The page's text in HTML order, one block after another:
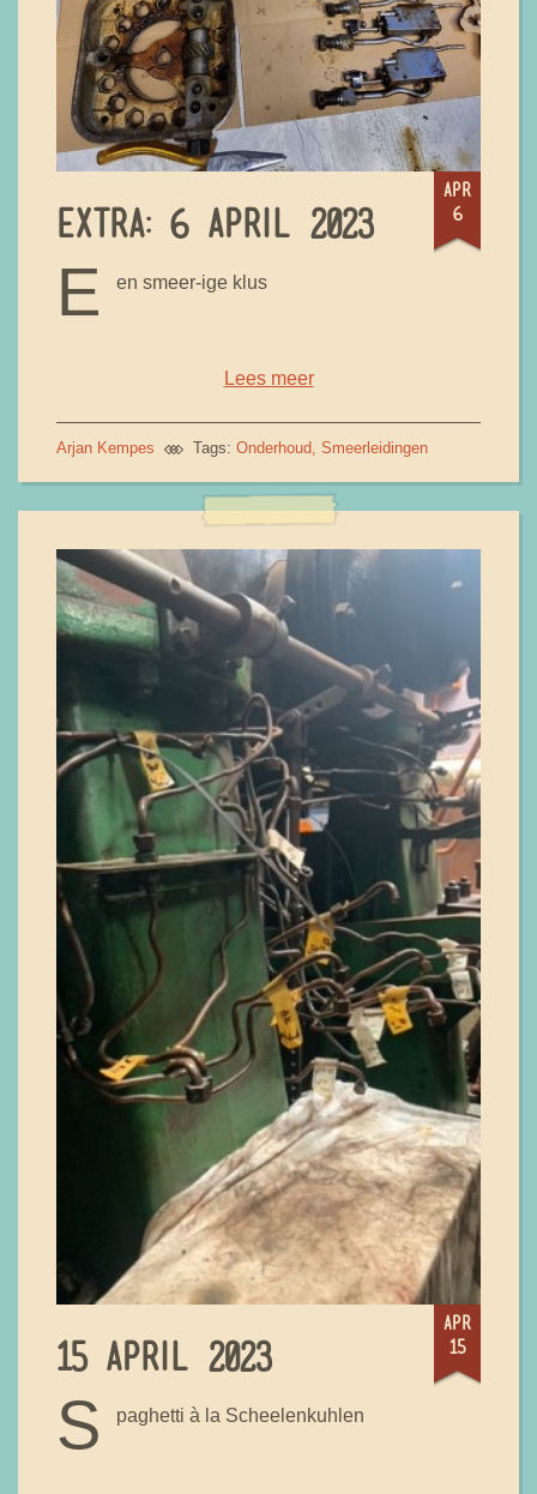
apr
6
EXTRA: 6 APRIL 2023
E en smeer-ige klus
Lees meer
Arjan Kempes Tags: Onderhoud Smeerleidingen
apr
15
15 APRIL 2023
S paghetti à la Scheelenkuhlen